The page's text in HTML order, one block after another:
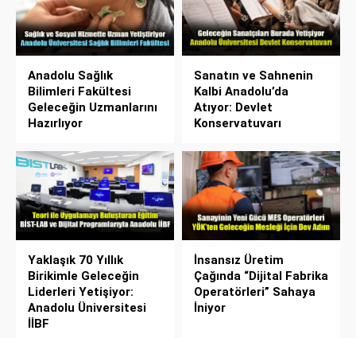
Anadolu Sağlık
Bilimleri Fakültesi
Geleceğin Uzmanlarını
Hazırlıyor
Sanatın ve Sahnenin
Kalbi Anadolu’da
Atıyor: Devlet
Konservatuvarı
Yaklaşık 70 Yıllık
Birikimle Geleceğin
Liderleri Yetişiyor:
Anadolu Üniversitesi
İİBF
İnsansız Üretim
Çağında “Dijital Fabrika
Operatörleri” Sahaya
İniyor